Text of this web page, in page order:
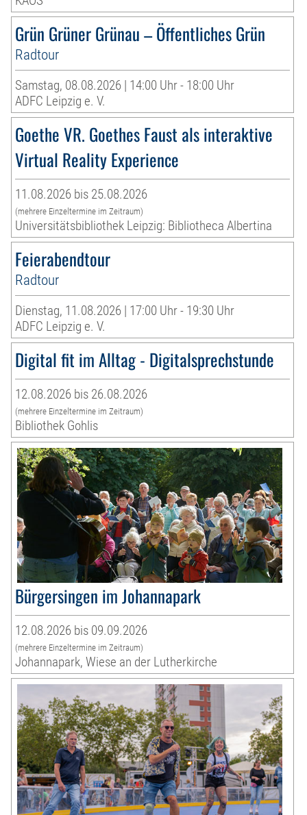
Grün Grüner Grünau – Öffentliches Grün
Radtour
Samstag, 08.08.2026 | 14:00 Uhr - 18:00 Uhr
ADFC Leipzig e. V.
Goethe VR. Goethes Faust als interaktive
Virtual Reality Experience
11.08.2026 bis 25.08.2026
(mehrere Einzeltermine im Zeitraum)
Universitätsbibliothek Leipzig: Bibliotheca Albertina
Feierabendtour
Radtour
Dienstag, 11.08.2026 | 17:00 Uhr - 19:30 Uhr
ADFC Leipzig e. V.
Digital fit im Alltag - Digitalsprechstunde
12.08.2026 bis 26.08.2026
(mehrere Einzeltermine im Zeitraum)
Bibliothek Gohlis
Bürgersingen im Johannapark
12.08.2026 bis 09.09.2026
(mehrere Einzeltermine im Zeitraum)
Johannapark, Wiese an der Lutherkirche